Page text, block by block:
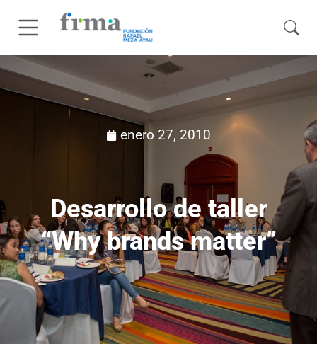
enero 27, 2010
Desarrollo de taller
“Why brands matter”